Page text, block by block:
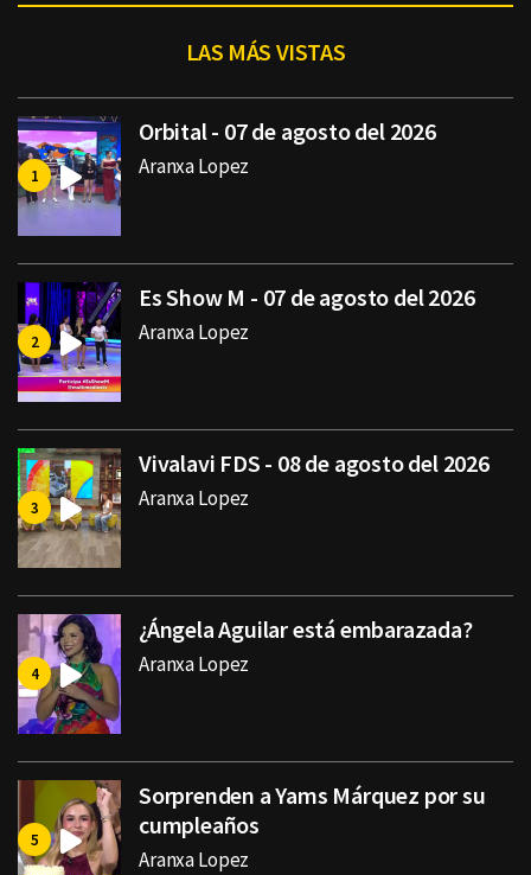
LAS MÁS VISTAS
Orbital - 07 de agosto del 2026
Aranxa Lopez
Es Show M - 07 de agosto del 2026
Aranxa Lopez
Vivalavi FDS - 08 de agosto del 2026
Aranxa Lopez
¿Ángela Aguilar está embarazada?
Aranxa Lopez
Sorprenden a Yams Márquez por su
cumpleaños
Aranxa Lopez